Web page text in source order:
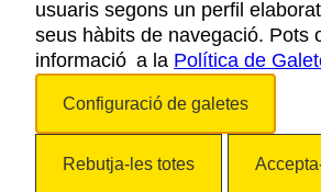
COOKIES
ACCESSIBILITAT
usuaris segons un perfil
seus hàbits de navegació. Pots
informació a la Política de
Configuració de galetes
Rebutja-les totes